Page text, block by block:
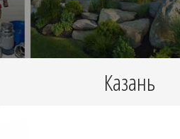
Казань